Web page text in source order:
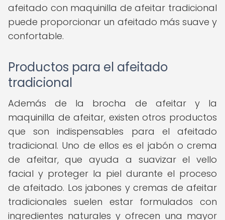
afeitado con maquinilla de afeitar tradicional
puede proporcionar un afeitado más suave y
confortable.
Productos para el afeitado
tradicional
Además de la brocha de afeitar y la
maquinilla de afeitar, existen otros productos
que son indispensables para el afeitado
tradicional. Uno de ellos es el jabón o crema
de afeitar, que ayuda a suavizar el vello
facial y proteger la piel durante el proceso
de afeitado. Los jabones y cremas de afeitar
tradicionales suelen estar formulados con
ingredientes naturales y ofrecen una mayor